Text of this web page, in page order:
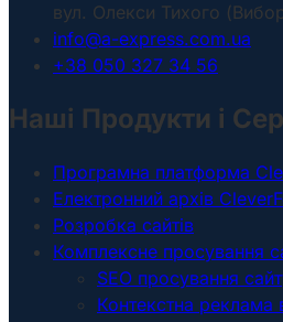
вул. Олекси Тихого
info@a-express.com.ua
+38 050 327 34 56
Наші Продукти і
Програмна платформа
Електронний архів
Розробка сайтів
Комплексне просування
SEO просування
Контекстна реклама